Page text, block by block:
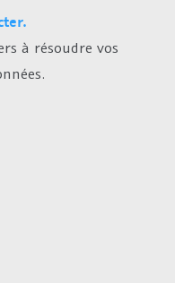
à résoudre vos